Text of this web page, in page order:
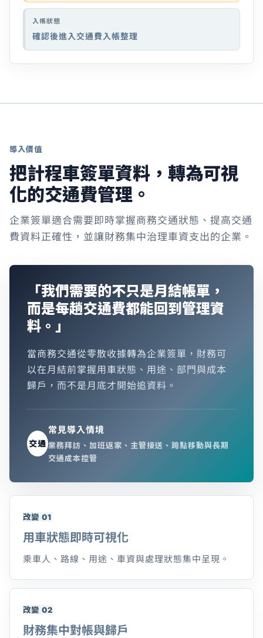
入帳狀態
確認後進入交通費入帳整理
導入價值
把計程車簽單資料，轉為可視
化的交通費管理。
企業簽單適合需要即時掌握商務交通狀態、提高交通
費資料正確性，並讓財務集中治理車資支出的企業。
「我們需要的不只是月結帳單，
而是每趟交通費都能回到管理資
料。」
當商務交通從零散收據轉為企業簽單，財務可
以在月結前掌握用車狀態、用途、部門與成本
歸戶，而不是月底才開始追資料。
交通
常見導入情境
業務拜訪、加班返家、主管接送、跨點移動與長期
交通成本控管
改變 01
用車狀態即時可視化
乘車人、路線、用途、車資與處理狀態集中呈現。
改變 02
財務集中對帳與歸戶